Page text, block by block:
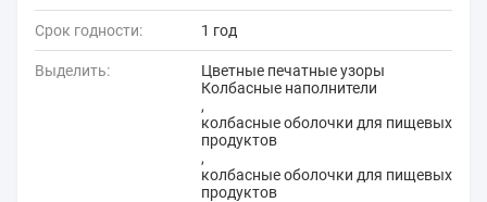
Срок годности: 1 год
Выделить:
Цветные печатные узоры
Колбасные наполнители
,
колбасные оболочки для пищевых
продуктов
,
колбасные оболочки для пищевых
продуктов